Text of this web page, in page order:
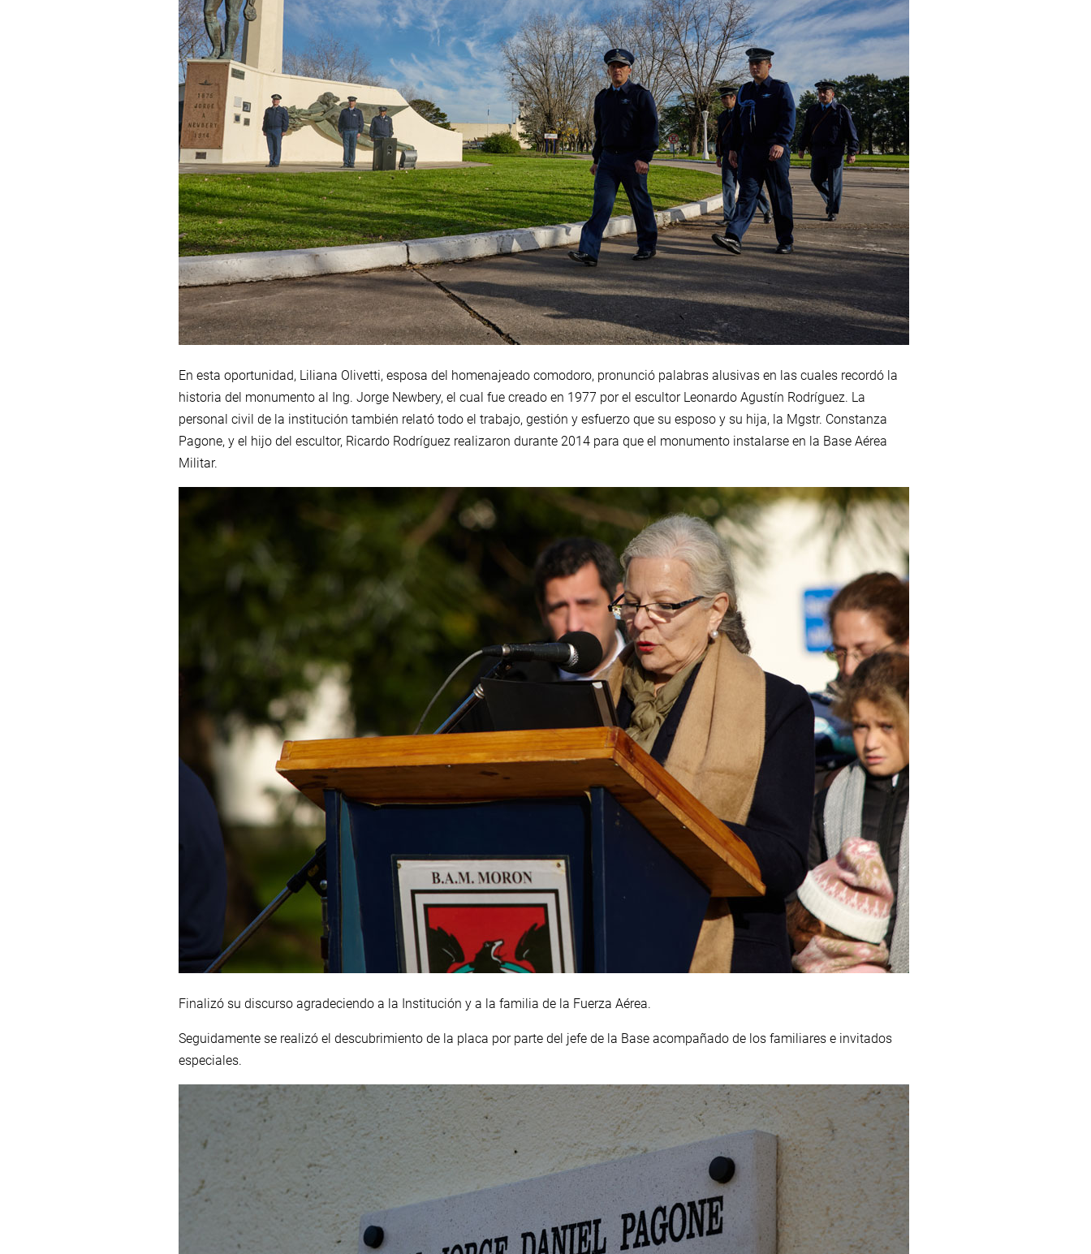
En esta oportunidad, Liliana Olivetti, esposa del homenajeado comodoro, pronunció palabras alusivas en las cuales recordó la
historia del monumento al Ing. Jorge Newbery, el cual fue creado en 1977 por el escultor Leonardo Agustín Rodríguez. La
personal civil de la institución también relató todo el trabajo, gestión y esfuerzo que su esposo y su hija, la Mgstr. Constanza
Pagone, y el hijo del escultor, Ricardo Rodríguez realizaron durante 2014 para que el monumento instalarse en la Base Aérea
Militar.
Finalizó su discurso agradeciendo a la Institución y a la familia de la Fuerza Aérea.
Seguidamente se realizó el descubrimiento de la placa por parte del jefe de la Base acompañado de los familiares e invitados
especiales.